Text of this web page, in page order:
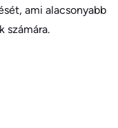
ami alacsonyabb
számára.